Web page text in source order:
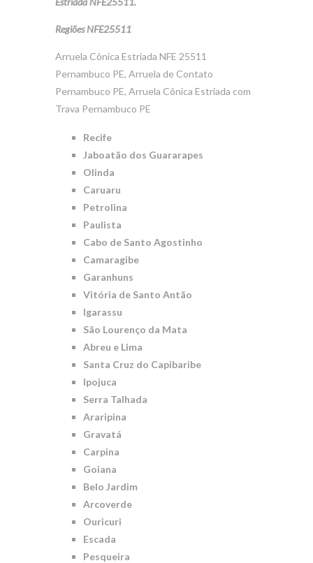
Regiões NFE25511
Arruela Cônica Estriada NFE 25511
Pernambuco PE, Arruela de Contato
Pernambuco PE, Arruela Cônica Estriada com
Trava Pernambuco PE
Recife
Jaboatão dos Guararapes
Olinda
Caruaru
Petrolina
Paulista
Cabo de Santo Agostinho
Camaragibe
Garanhuns
Vitória de Santo Antão
Igarassu
São Lourenço da Mata
Abreu e Lima
Santa Cruz do Capibaribe
Ipojuca
Serra Talhada
Araripina
Gravatá
Carpina
Goiana
Belo Jardim
Arcoverde
Ouricuri
Escada
Pesqueira